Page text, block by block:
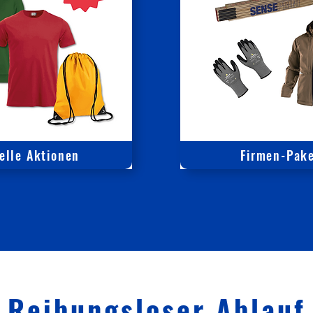
Aktionen Firmen-